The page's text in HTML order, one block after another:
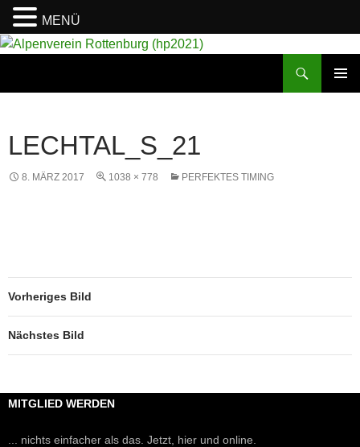
LECHTAL_S_21
8. MÄRZ 2017 1038 × 778 PERFEKTES TIMING
Vorheriges Bild
Nächstes Bild
MITGLIED WERDEN
... nichts einfacher als das. Jetzt, hier und online.
MENÜ